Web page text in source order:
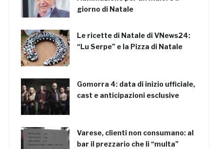
giorno di Natale
Le ricette di Natale di VNews24:
“Lu Serpe” e la Pizza di Natale
Gomorra 4: data di inizio ufficiale,
cast e anticipazioni esclusive
Varese, clienti non consumano: al
bar il prezzario che li “multa”